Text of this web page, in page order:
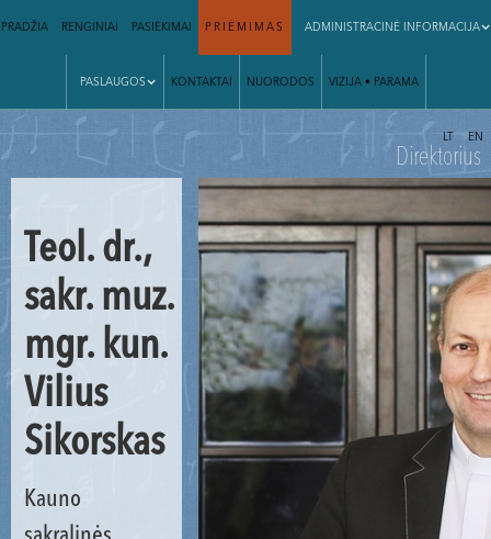
PRADŽIA RENGINIAI PASIEKIMAI PRIĖMIMAS ADMINISTRACINĖ INFORMACIJA
PASLAUGOS KONTAKTAI NUORODOS VIZIJA • PARAMA
| LT EN
Direktorius
Teol. dr.,
sakr. muz.
mgr. kun.
Vilius
Sikorskas
Kauno